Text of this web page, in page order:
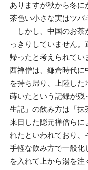
ありますが秋から冬に
茶色い小さな実はツバ
しかし、中国のお茶
っきりしていません
帰ったと考えられて
西禅僧は、鎌倉時代に
を持ち帰り、上陸し
蒔いたという記録が残
生記」の飲み方は「抹
来日した隠元禅僧らに
れたといわれており、
手軽な飲み方で一般化
を入れて上から湯を